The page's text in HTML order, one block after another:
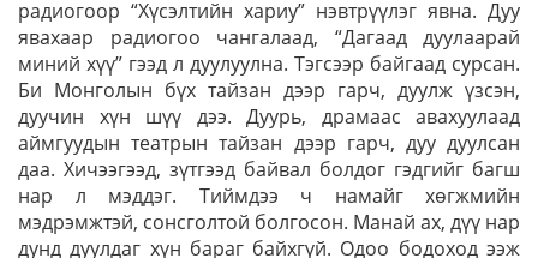
радиогоор “Хүсэлтийн хариу” нэвтрүүлэг явна. Дуу
явахаар радиогоо чангалаад, “Дагаад дуулаарай
миний хүү” гээд л дуулуулна. Тэгсээр байгаад сурсан.
Би Монголын бүх тайзан дээр гарч, дуулж үзсэн,
дуучин хүн шүү дээ. Дуурь, драмаас авахуулаад
аймгуудын театрын тайзан дээр гарч, дуу дуулсан
даа. Хичээгээд, зүтгээд байвал болдог гэдгийг багш
нар л мэддэг. Тиймдээ ч намайг хөгжмийн
мэдрэмжтэй, сонсголтой болгосон. Манай ах, дүү нар
дунд дуулдаг хүн бараг байхгүй. Одоо бодоход ээж